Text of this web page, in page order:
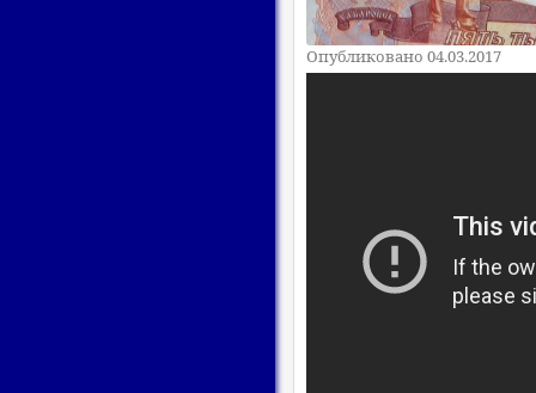
Опубликовано 04.03.2017